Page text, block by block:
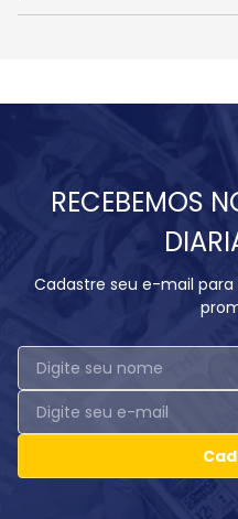
RECEBEMOS
Cadastre seu e-mail